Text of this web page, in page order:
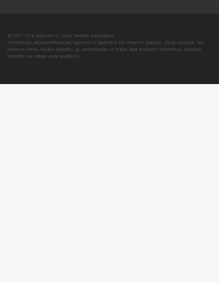
© 2007–2018 Iepirkumi.lv. Visas tiesības aizsargātas.
Informācijas pārpublicēšana bez iepirkumi.lv īpašnieka SIA Imperum atļaujas, stingri aizliegta. SIA
Imperum nenes nekādu atbildību, ja, pamatojoties uz mājas lapā atrodamo informāciju, radušies
materiāli vai citāda veida zaudējumi.